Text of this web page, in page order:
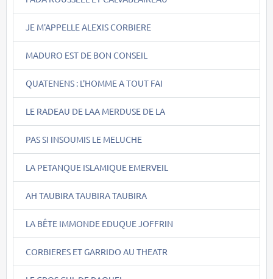
JE M'APPELLE ALEXIS CORBIERE
MADURO EST DE BON CONSEIL
QUATENENS : L'HOMME A TOUT FAI
LE RADEAU DE LAA MERDUSE DE LA
PAS SI INSOUMIS LE MELUCHE
LA PETANQUE ISLAMIQUE EMERVEIL
AH TAUBIRA TAUBIRA TAUBIRA
LA BÊTE IMMONDE EDUQUE JOFFRIN
CORBIERES ET GARRIDO AU THEATR